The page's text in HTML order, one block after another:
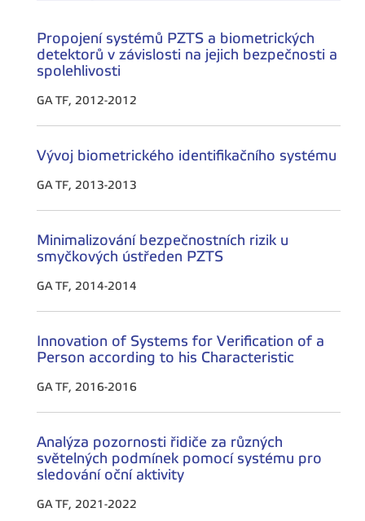
Propojení systémů PZTS a biometrických
detektorů v závislosti na jejich bezpečnosti a
spolehlivosti
GA TF, 2012-2012
Vývoj biometrického identifikačního systému
GA TF, 2013-2013
Minimalizování bezpečnostních rizik u
smyčkových ústředen PZTS
GA TF, 2014-2014
Innovation of Systems for Verification of a
Person according to his Characteristic
GA TF, 2016-2016
Analýza pozornosti řidiče za různých
světelných podmínek pomocí systému pro
sledování oční aktivity
GA TF, 2021-2022